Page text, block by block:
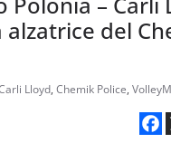
del
Lloyd, Chemik Police,